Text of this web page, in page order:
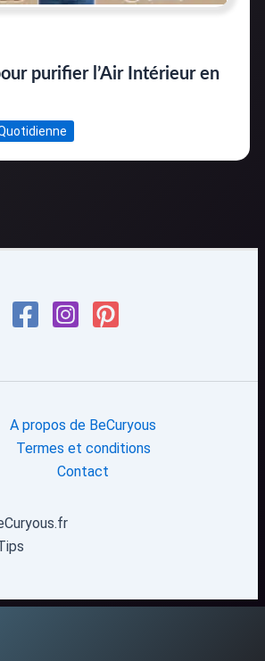
purifier l’Air Intérieur en
A propos de BeCuryous
Termes et conditions
Contact